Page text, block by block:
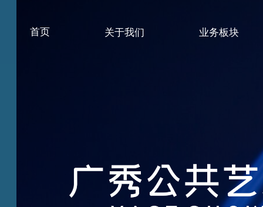
关于我们 业务板块
首页